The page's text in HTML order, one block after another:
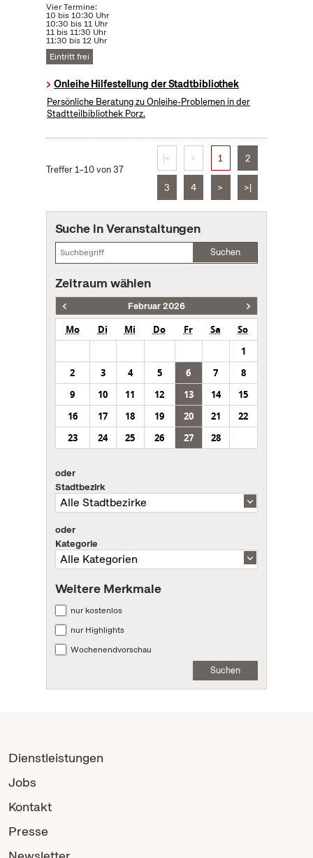
Vier Termine:
10 bis 10:30 Uhr
10:30 bis 11 Uhr
11 bis 11:30 Uhr
11:30 bis 12 Uhr
Eintritt frei
Onleihe Hilfestellung der Stadtbibliothek
Persönliche Beratung zu Onleihe-Problemen in der
Stadtteilbibliothek Porz.
Treffer 1–10 von 37
|< < 1 2
3 4 > >|
Suche in Veranstaltungen
Suchen
Zeitraum wählen
Februar 2026
Mo Di Mi Do Fr Sa
So
1
2
3 4 5 6 7
8
9
10 11 12 13 14
15
16
17 18 19 20 21
22
23
24 25 26 27 28
oder
Stadtbezirk
oder
Kategorie
Weitere Merkmale
nur kostenlos
nur Highlights
Wochenendvorschau
Suchen
Dienstleistungen
Jobs
Kontakt
Presse